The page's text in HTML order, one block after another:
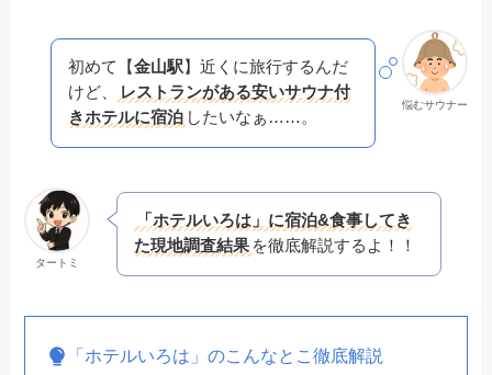
悩むサウナー
初めて【金山駅】近くに旅行するんだ
けど、
レストランがある安いサウナ付
きホテルに宿泊 したいなぁ……。
タートミ
「ホテルいろは」に宿泊&食事してき
た現地調査結果 を徹底解説するよ！！
「ホテルいろは」のこんなとこ徹底解説